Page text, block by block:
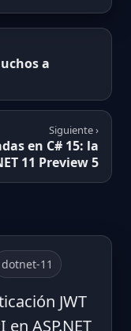
a
Siguiente ›
en C# 15: la
11 Preview 5
dotnet-11
JWT
ASP.NET